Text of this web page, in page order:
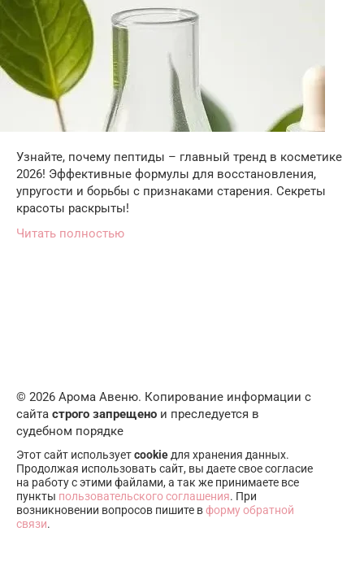
Узнайте, почему пептиды – главный тренд в косметике
2026! Эффективные формулы для восстановления,
упругости и борьбы с признаками старения. Секреты
красоты раскрыты!
Читать полностью
© 2026 Арома Авеню. Копирование информации с
сайта строго запрещено и преследуется в
судебном порядке
Этот сайт используетcookie для хранения данных.
Продолжая использовать сайт, вы даете свое согласие
на работу с этими файлами, а так же принимаете все
пункты пользовательского соглашения. При
возникновении вопросов пишите вформу обратной
связи.